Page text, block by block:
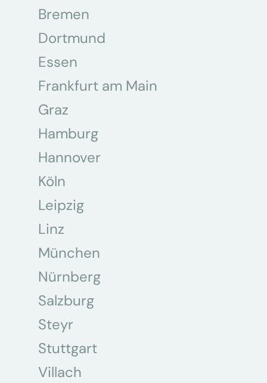
Bremen
Dortmund
Essen
Frankfurt am Main
Graz
Hamburg
Hannover
Köln
Leipzig
Linz
München
Nürnberg
Salzburg
Steyr
Stuttgart
Villach